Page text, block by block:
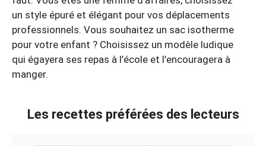
un style épuré et élégant pour vos déplacements
professionnels. Vous souhaitez un sac isotherme
pour votre enfant ? Choisissez un modèle ludique
qui égayera ses repas à l’école et l’encouragera à
manger.
Les recettes préférées des lecteurs